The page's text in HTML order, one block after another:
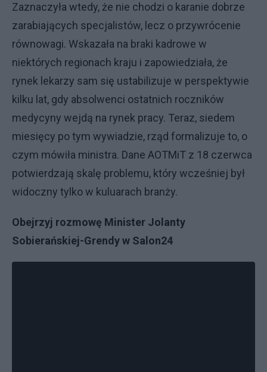
Zaznaczyła wtedy, że nie chodzi o karanie dobrze
zarabiających specjalistów, lecz o przywrócenie
równowagi. Wskazała na braki kadrowe w
niektórych regionach kraju i zapowiedziała, że
rynek lekarzy sam się ustabilizuje w perspektywie
kilku lat, gdy absolwenci ostatnich roczników
medycyny wejdą na rynek pracy. Teraz, siedem
miesięcy po tym wywiadzie, rząd formalizuje to, o
czym mówiła ministra. Dane AOTMiT z 18 czerwca
potwierdzają skalę problemu, który wcześniej był
widoczny tylko w kuluarach branży.
Obejrzyj rozmowę Minister Jolanty
Sobierańskiej-Grendy w Salon24